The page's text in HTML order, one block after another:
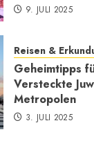
9. JULI 2025
Reisen &
Geheimtipps
Versteckte
Metropolen
3. JULI 2025